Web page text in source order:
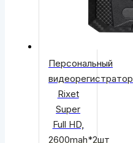
Персональный
видеорегистратор
Rixet
Super
Full HD,
2600mah*2шт